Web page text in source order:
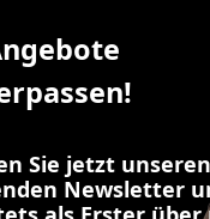
Sie jetzt
Newsletter